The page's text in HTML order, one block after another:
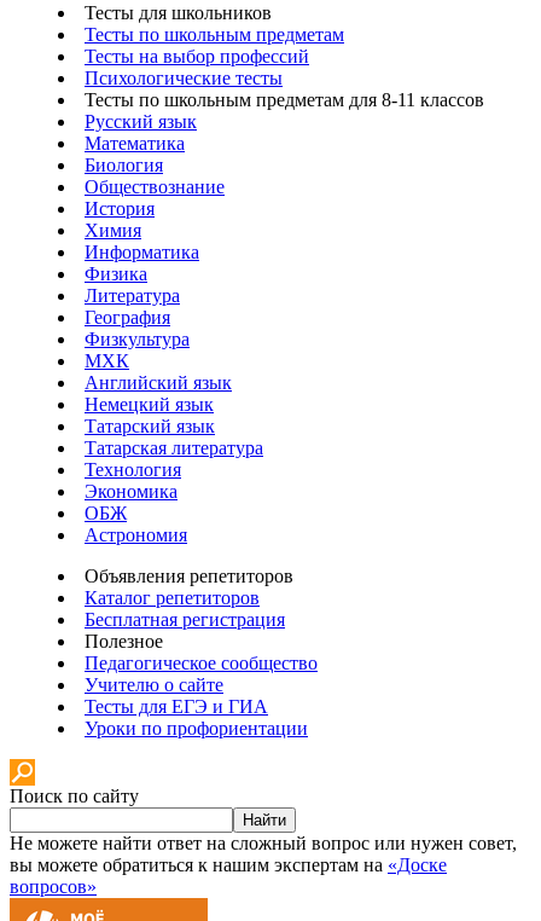
Тесты для школьников
Тесты по школьным предметам
Тесты на выбор профессий
Психологические тесты
Тесты по школьным предметам для 8-11 классов
Русский язык
Математика
Биология
Обществознание
История
Химия
Информатика
Физика
Литература
География
Физкультура
МХК
Английский язык
Немецкий язык
Татарский язык
Татарская литература
Технология
Экономика
ОБЖ
Астрономия
Объявления репетиторов
Каталог репетиторов
Бесплатная регистрация
Полезное
Педагогическое сообщество
Учителю о сайте
Тесты для ЕГЭ и ГИА
Уроки по профориентации
Поиск по сайту
Найти
Не можете найти ответ на сложный вопрос или нужен совет,
вы можете обратиться к нашим экспертам на «Доске
вопросов»